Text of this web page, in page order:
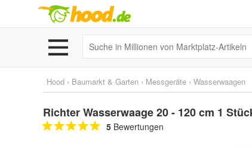
Hood › Baumarkt & Garten › Messgeräte › Wasserwaagen
Richter Wasserwaage 20 - 120 cm 1
5 Bewertungen